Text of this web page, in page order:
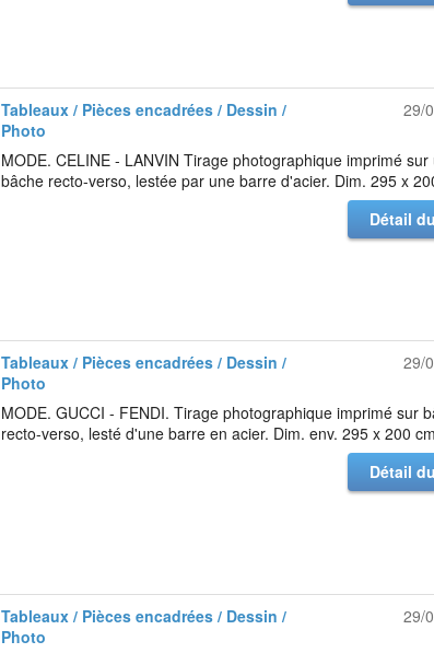
Tableaux / Pièces encadrées / Dessin /
Photo
29/
MODE. CELINE - LANVIN Tirage photographique imprimé sur
bâche recto-verso, lestée par une barre d'acier. Dim. 295 x
Détail
Tableaux / Pièces encadrées / Dessin /
Photo
29/
MODE. GUCCI - FENDI. Tirage photographique imprimé sur
recto-verso, lesté d'une barre en acier. Dim. env. 295 x 200 cm
Détail
Tableaux / Pièces encadrées / Dessin /
Photo
29/